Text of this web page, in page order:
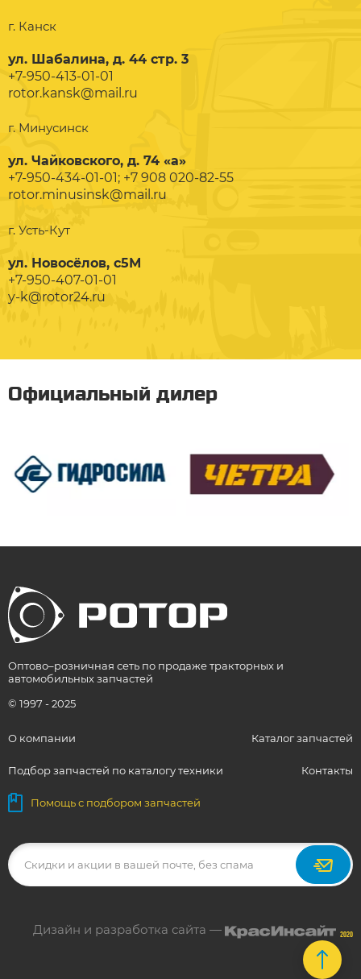
г. Канск
ул. Шабалина, д. 44 стр. 3
+7-950-413-01-01
rotor.kansk@mail.ru
г. Минусинск
ул. Чайковского, д. 74 «а»
+7-950-434-01-01; +7 908 020-82-55
rotor.minusinsk@mail.ru
г. Усть-Кут
ул. Новосёлов, с5М
+7-950-407-01-01
y-k@rotor24.ru
Официальный дилер
Оптово–розничная сеть по продаже тракторных и
автомобильных запчастей
© 1997 - 2025
О компании Каталог запчастей
Подбор запчастей по каталогу техники Контакты
Помощь с подбором запчастей
Дизайн и разработка сайта — 2020